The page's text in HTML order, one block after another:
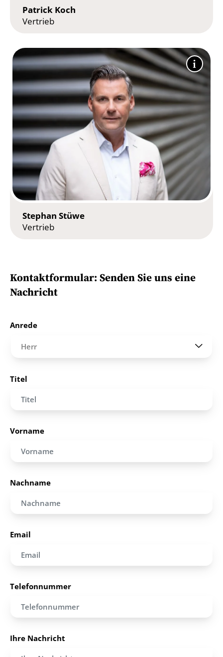
Patrick Koch
Vertrieb
Stephan Stüwe
Vertrieb
Kontaktformular: Senden Sie uns eine
Nachricht
Anrede
Herr
Titel
Vorname
Nachname
Email
Telefonnummer
Ihre Nachricht